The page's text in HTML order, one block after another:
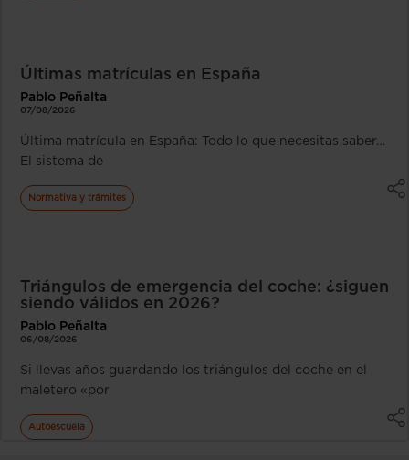
Últimas matrículas en España
Pablo Peñalta
07/08/2026
Última matrícula en España: Todo lo que necesitas saber…
El sistema de
Normativa y trámites
Triángulos de emergencia del coche: ¿siguen
siendo válidos en 2026?
Pablo Peñalta
06/08/2026
Si llevas años guardando los triángulos del coche en el
maletero «por
Autoescuela